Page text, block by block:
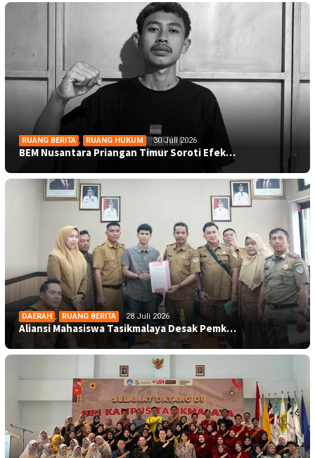
RUANG BERITA RUANG HUKUM 30 Juli 2026
BEM Nusantara Priangan Timur Soroti Efek…
DAERAH , RUANG BERITA 28 Juli 2026
Aliansi Mahasiswa Tasikmalaya Desak Pemk…